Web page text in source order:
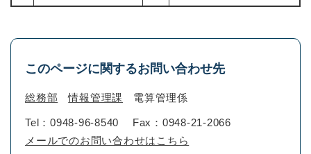
このページに関するお問い合わせ先
総務部 情報管理課 電算管理係
Tel：0948-96-8540
Fax：0948-21-2066
メールでのお問い合わせはこちら